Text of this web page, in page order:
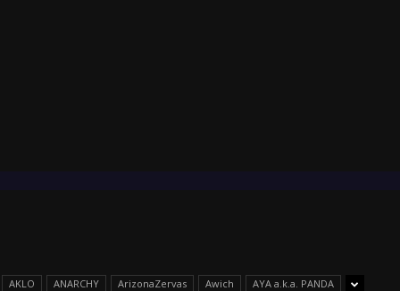
AKLO ANARCHY ArizonaZervas Awich AYA a.k.a. PANDA